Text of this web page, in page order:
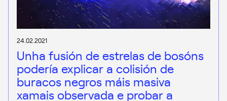
24.02.2021
Unha fusión de estrelas de bosóns
podería explicar a colisión de
buracos negros máis masiva
xamais observada e probar a